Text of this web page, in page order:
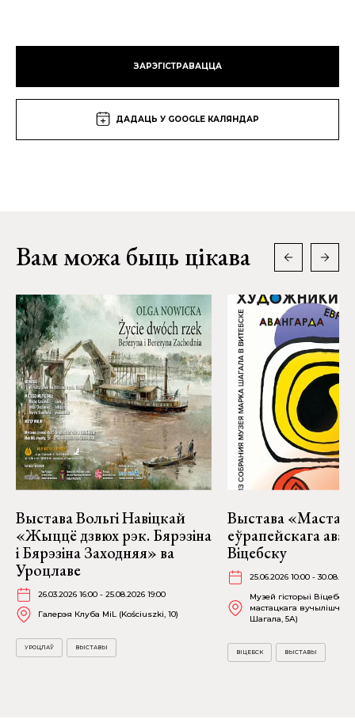
ЗАРЭГІСТРАВАЦЦА
ДАДАЦЬ У GOOGLE КАЛЯНДАР
Вам можа быць цікава
Выстава Вольгі Навіцкай
«Жыццё дзвюх рэк. Бярэзіна
і Бярэзіна Заходняя» ва
Уроцлаве
26.03.2026 16:00 - 25.08.2026 19:00
Галерэя Клуба MiL (Kościuszki, 10)
УРОЦЛАЎ ВЫСТАВЫ
Выстава «Мастакі
еўрапейскага
Віцебску
25.06.2026 10:00 -
Музей гісторыі
мастацкага вучылішча
Шагала, 5А)
ВІЦЕБСК ВЫСТАВЫ